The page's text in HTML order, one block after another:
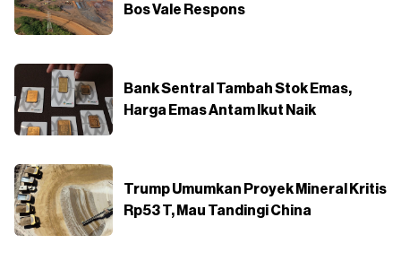
Bos Vale Respons
Bank Sentral Tambah Stok Emas,
Harga Emas Antam Ikut Naik
Trump Umumkan Proyek Mineral Kritis
Rp53 T, Mau Tandingi China